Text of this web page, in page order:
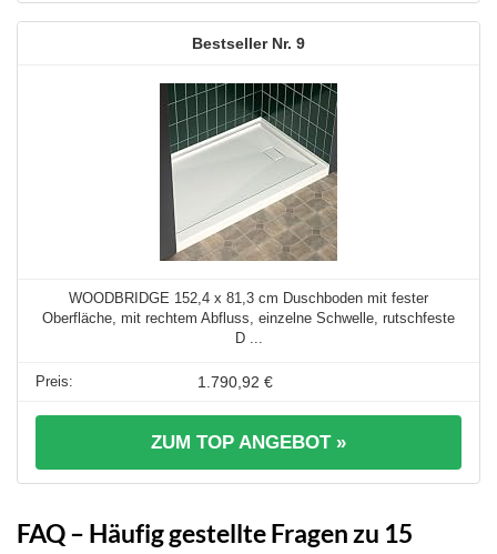
9
WOODBRIDGE 152,4 x 81,3 cm Duschboden mit fester
Oberfläche, mit rechtem Abfluss, einzelne Schwelle, rutschfeste
D ...
1.790,92 €
ZUM TOP ANGEBOT »
FAQ – Häufig gestellte Fragen zu 15